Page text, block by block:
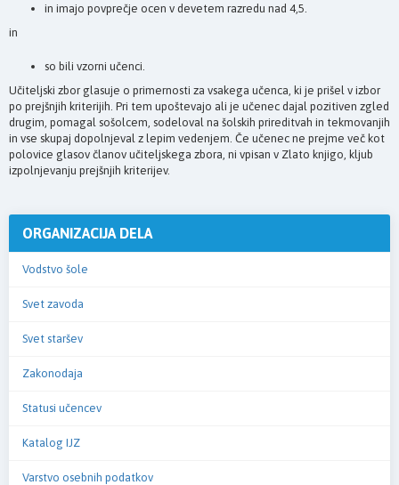
in imajo povprečje ocen v devetem razredu nad 4,5.
in
so bili vzorni učenci.
Učiteljski zbor glasuje o primernosti za vsakega učenca, ki je prišel v izbor
po prejšnjih kriterijih. Pri tem upoštevajo ali je učenec dajal pozitiven zgled
drugim, pomagal sošolcem, sodeloval na šolskih prireditvah in tekmovanjih
in vse skupaj dopolnjeval z lepim vedenjem. Če učenec ne prejme več kot
polovice glasov članov učiteljskega zbora, ni vpisan v Zlato knjigo, kljub
izpolnjevanju prejšnjih kriterijev.
ORGANIZACIJA DELA
Vodstvo šole
Svet zavoda
Svet staršev
Zakonodaja
Statusi učencev
Katalog IJZ
Varstvo osebnih podatkov